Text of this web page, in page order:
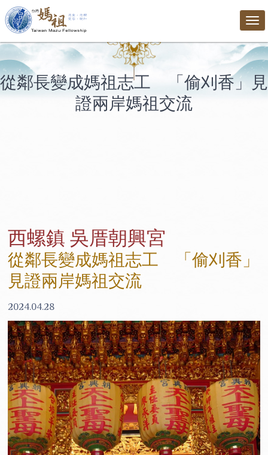
從鄰長變成媽祖志工 「偷刈香」見
證兩岸媽祖交流
西螺鎮 吳厝朝興宮
從鄰長變成媽祖志工 「偷刈香」
見證兩岸媽祖交流
2024.04.28